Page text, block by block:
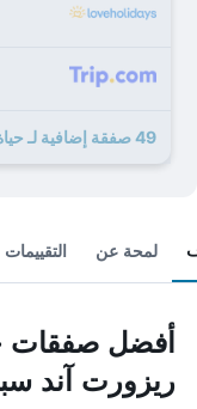
49 صفقة إضافية لـ حياة ريجنسي دانانج ريزورت آند سبا
لمحة عن التقييمات
أفضل صفقات
ريزورت آند